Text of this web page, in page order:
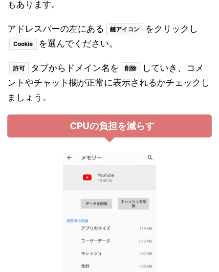
もあります。
アドレスバーの左にある 鍵アイコン をクリックし
Cookie を選んでください。
許可 タブからドメイン名を 削除
していき、コメ
ントやチャット欄が正常に表示されるかチェックし
ましょう。
CPUの負担を減らす